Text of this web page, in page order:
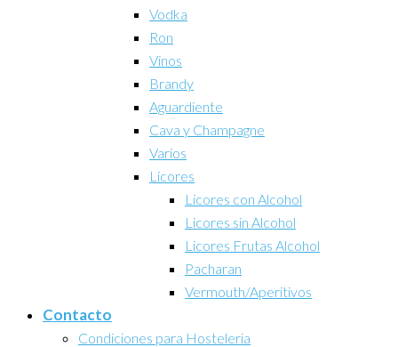
Vodka
Ron
Vinos
Brandy
Aguardiente
Cava y Champagne
Varios
Licores
Licores con Alcohol
Licores sin Alcohol
Licores Frutas Alcohol
Pacharan
Vermouth/Aperitivos
Contacto
Condiciones para Hosteleria